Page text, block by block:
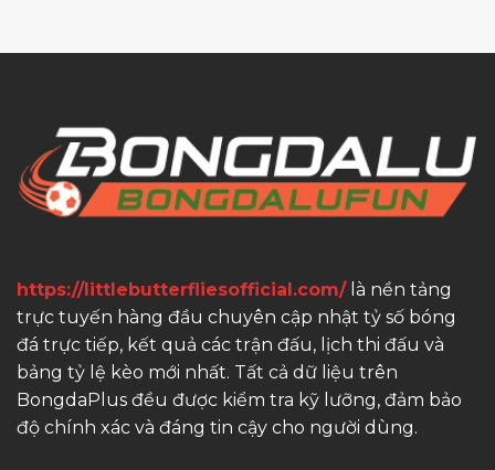
https://littlebutterfliesofficial.com/là nền tảng
trực tuyến hàng đầu chuyên cập nhật tỷ số bóng
đá trực tiếp, kết quả các trận đấu, lịch thi đấu và
bảng tỷ lệ kèo mới nhất. Tất cả dữ liệu trên
BongdaPlus đều được kiểm tra kỹ lưỡng, đảm bảo
độ chính xác và đáng tin cậy cho người dùng.